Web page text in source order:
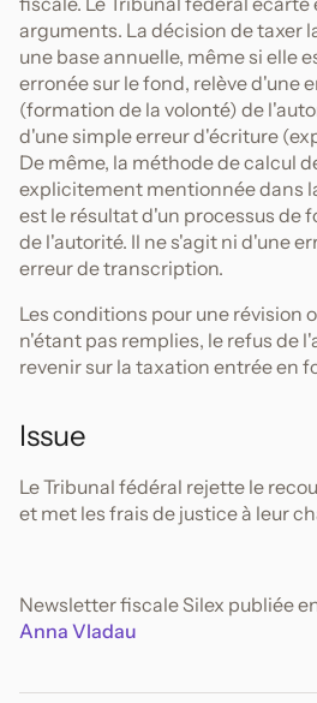
arguments. La décision de taxer
une base annuelle, même si elle
erronée sur le fond, relève d'une
(formation de la volonté) de
d'une simple erreur d'écriture
De même, la méthode de calcul
explicitement mentionnée dans
est le résultat d'un processus de
de l'autorité. Il ne s'agit ni d'une
erreur de transcription.
Les conditions pour une révision
n'étant pas remplies, le refus de
revenir sur la taxation entrée en
Issue
Le Tribunal fédéral rejette le
et met les frais de justice à leur
Newsletter fiscale Silex publiée
Anna Vladau